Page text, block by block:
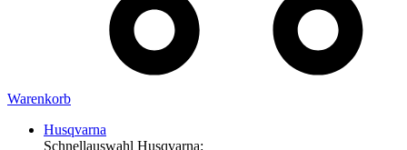
Warenkorb
Husqvarna
Schnellauswahl Husqvarna: